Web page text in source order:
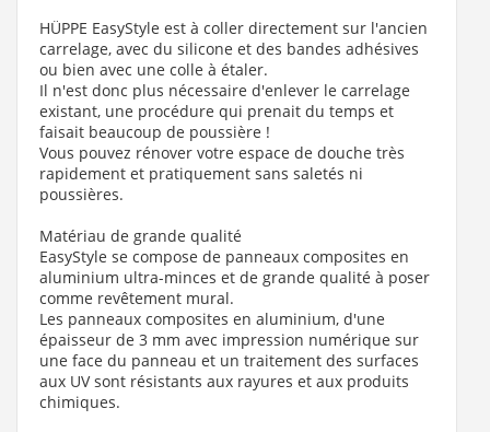
HÜPPE EasyStyle est à coller directement sur l'ancien
carrelage, avec du silicone et des bandes adhésives
ou bien avec une colle à étaler.
Il n'est donc plus nécessaire d'enlever le carrelage
existant, une procédure qui prenait du temps et
faisait beaucoup de poussière !
Vous pouvez rénover votre espace de douche très
rapidement et pratiquement sans saletés ni
poussières.
Matériau de grande qualité
EasyStyle se compose de panneaux composites en
aluminium ultra-minces et de grande qualité à poser
comme revêtement mural.
Les panneaux composites en aluminium, d'une
épaisseur de 3 mm avec impression numérique sur
une face du panneau et un traitement des surfaces
aux UV sont résistants aux rayures et aux produits
chimiques.